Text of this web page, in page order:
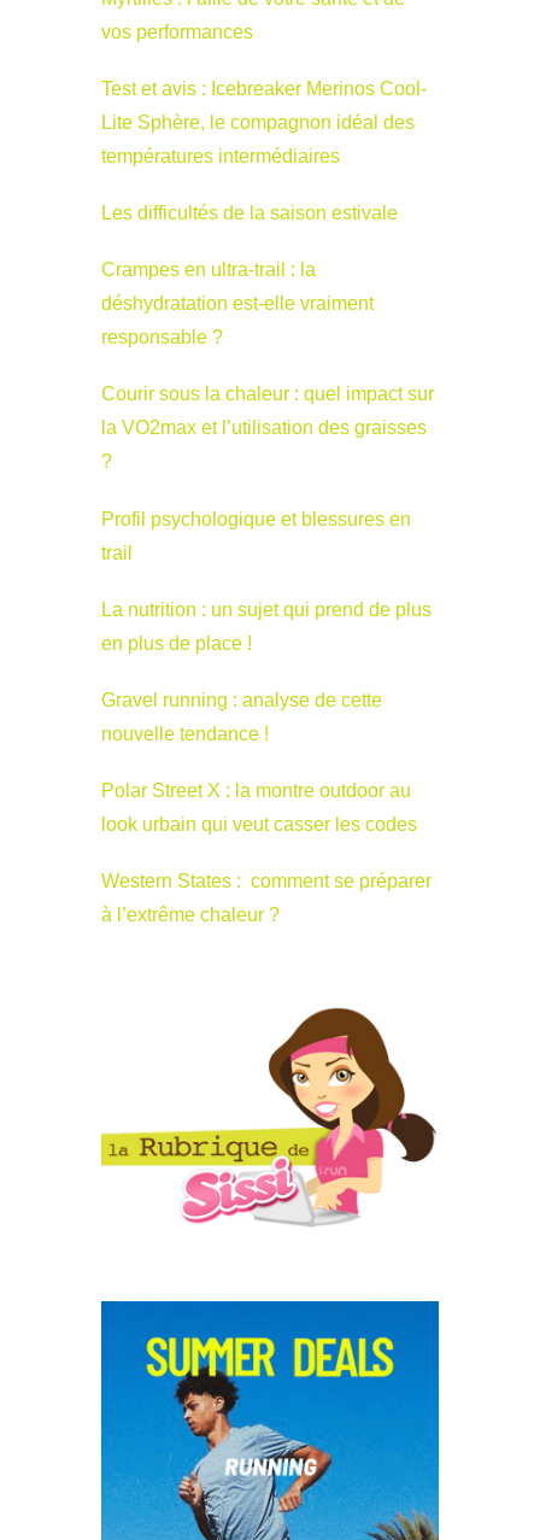
vos performances
Test et avis : Icebreaker Merinos Cool-
Lite Sphère, le compagnon idéal des
températures intermédiaires
Les difficultés de la saison estivale
Crampes en ultra-trail : la
déshydratation est-elle vraiment
responsable ?
Courir sous la chaleur : quel impact sur
la VO2max et l’utilisation des graisses
?
Profil psychologique et blessures en
trail
La nutrition : un sujet qui prend de plus
en plus de place !
Gravel running : analyse de cette
nouvelle tendance !
Polar Street X : la montre outdoor au
look urbain qui veut casser les codes
Western States : comment se préparer
à l’extrême chaleur ?